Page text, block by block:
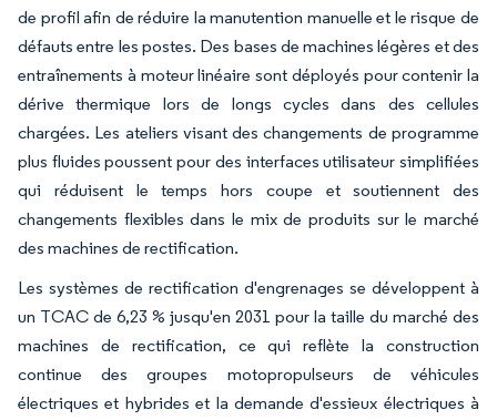
de profil afin de réduire la manutention manuelle et le risque de
défauts entre les postes. Des bases de machines légères et des
entraînements à moteur linéaire sont déployés pour contenir la
dérive thermique lors de longs cycles dans des cellules
chargées. Les ateliers visant des changements de programme
plus fluides poussent pour des interfaces utilisateur simplifiées
qui réduisent le temps hors coupe et soutiennent des
changements flexibles dans le mix de produits sur le marché
des machines de rectification.
Les systèmes de rectification d'engrenages se développent à
un TCAC de 6,23 % jusqu'en 2031 pour la taille du marché des
machines de rectification, ce qui reflète la construction
continue des groupes motopropulseurs de véhicules
électriques et hybrides et la demande d'essieux électriques à